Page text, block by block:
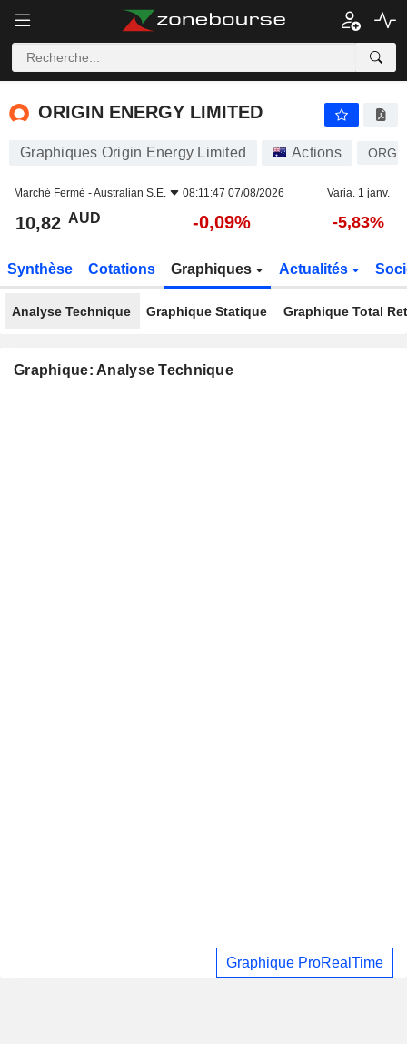
ORIGIN ENERGY LIMITED
ORIGIN ENERGY LIMITED
Graphiques Origin Energy Limited Actions ORG
Marché Fermé -Australian S.E. 08:11:47 07/08/2026 Varia. 1 janv.
10,82 AUD -0,09% -5,83%
Synthèse Cotations Graphiques Actualités
Analyse Technique Graphique Statique Graphique Total
Graphique: Analyse Technique
Graphique ProRealTime